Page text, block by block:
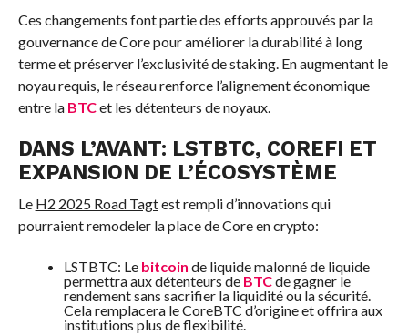
Ces changements font partie des efforts approuvés par la
gouvernance de Core pour améliorer la durabilité à long
terme et préserver l’exclusivité de staking. En augmentant le
noyau requis, le réseau renforce l’alignement économique
entre la BTCet les détenteurs de noyaux.
DANS L’AVANT: LSTBTC, COREFI ET
EXPANSION DE L’ÉCOSYSTÈME
Le H2 2025 Road Tagtest rempli d’innovations qui
pourraient remodeler la place de Core en crypto:
LSTBTC: Le bitcoin de liquide malonné de liquide
permettra aux détenteurs de BTCde gagner le
rendement sans sacrifier la liquidité ou la sécurité.
Cela remplacera le CoreBTC d’origine et offrira aux
institutions plus de flexibilité.